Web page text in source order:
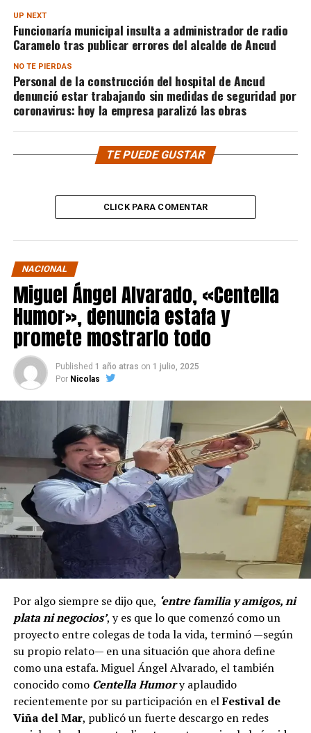
UP NEXT
Funcionaría municipal insulta a administrador de radio
Caramelo tras publicar errores del alcalde de Ancud
NO TE PIERDAS
Personal de la construcción del hospital de Ancud
denunció estar trabajando sin medidas de seguridad por
coronavirus: hoy la empresa paralizó las obras
TE PUEDE GUSTAR
CLICK PARA COMENTAR
NACIONAL
Miguel Ángel Alvarado, «Centella
Humor», denuncia estafa y
promete mostrarlo todo
Published 1 año atras on 1 julio, 2025
Por Nicolas
Por algo siempre se dijo que, ‘entre familia y amigos, ni
plata ni negocios’, y es que lo que comenzó como un
proyecto entre colegas de toda la vida, terminó —según
su propio relato— en una situación que ahora define
como una estafa. Miguel Ángel Alvarado, el también
conocido como Centella Humory aplaudido
recientemente por su participación en elFestival de
Viña del Mar, publicó un fuerte descargo en redes